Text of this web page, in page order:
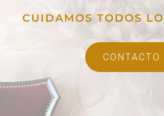
CUIDAMOS TODOS
CONTACTO